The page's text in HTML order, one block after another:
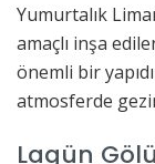
Yumurtalık
amaçlı inşa
önemli bir
atmosferde
Lagün Gölü